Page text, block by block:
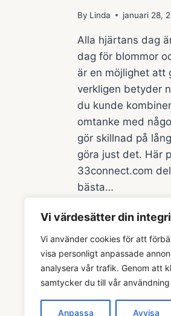
Vi värdesätter din
Vi använder cookies för att
visa personligt anpassade
analysera vår trafik. Genom att
samtycker du till vår
Anpassa Avvisa
By Linda januari 28,
Alla hjärtans dag
dag för blommor
är en möjlighet att
verkligen betyder
du kunde
omtanke med
gör skillnad på
göra just det. Här
33connect.com
bästa…
READ MORE ALLA
DAG
2025:
GÅVOR
&
TIPS
FÖR